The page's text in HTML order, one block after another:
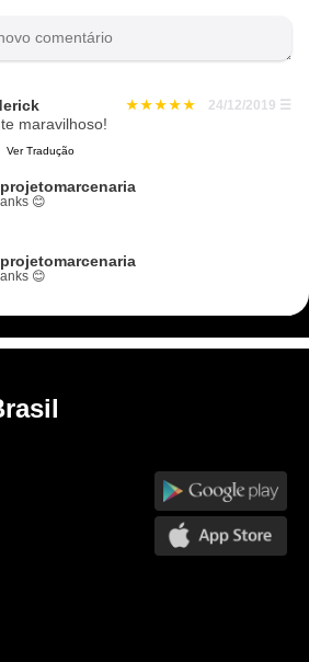
24/12/2019 ☰
maravilhoso!
Ver Tradução
😊
😊